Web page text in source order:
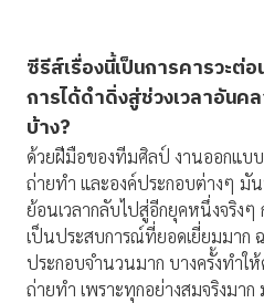
ซีรีส์เรื่องนี้เป็นการคารวะต่
การได้ดำดิ่งสู่ช่วงเวลาอันค
บ้าง?
ด้วยฝีมือของทีมศิลป์ งานออกแบบ
ถ่ายทำ และองค์ประกอบต่างๆ มั
ย้อนเวลากลับไปสู่อีกยุคหนึ่งจริง
เป็นประสบการณ์ที่ยอดเยี่ยมมาก
ประกอบจำนวนมาก บางครั้งทำใ
ถ่ายทำ เพราะทุกอย่างสมจริงมา